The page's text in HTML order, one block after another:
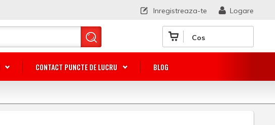
Cos
CONTACT PUNCTE DE LUCRU BLOG
Logare
Inregistreaza-te